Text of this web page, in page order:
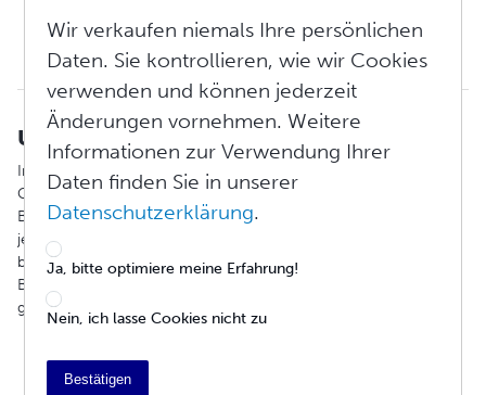
Australische GST
Europäische Mehrwertsteuer
US-Verkaufssteuer
In den Vereinigten Staaten wird die Verkaufssteuer auf der
Grundlage der aktuell gültigen Steuersätze des
Bestimmungsortes der Bestellung, des Gesamtverkaufspreises
jedes einzelnen Artikels und der Versandkosten einer Bestellung
berechnet. Seit dem 31.07.24 erhebt Lulu die Umsatzsteuer für
Bestellungen, die in ALLE US-Bundesstaaten und die DC-Region
geliefert werden, ausgenommen* die folgenden:
Mississippi MS
Montana MT
Wir verkaufen niemals Ihre persönlichen
Daten. Sie kontrollieren, wie wir Cookies
verwenden und können jederzeit
Änderungen vornehmen. Weitere
Informationen zur Verwendung Ihrer
Daten finden Sie in unserer
Datenschutzerklärung.
Ja, bitte optimiere meine Erfahrung!
Nein, ich lasse Cookies nicht zu
Bestätigen